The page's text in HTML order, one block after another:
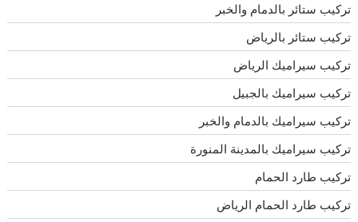
تركيب ستائر بالدمام والخبر
تركيب ستائر بالرياض
تركيب سيراميك الرياض
تركيب سيراميك بالجبيل
تركيب سيراميك بالدمام والخبر
تركيب سيراميك بالمدينة المنورة
تركيب طارد الحمام
تركيب طارد الحمام الرياض